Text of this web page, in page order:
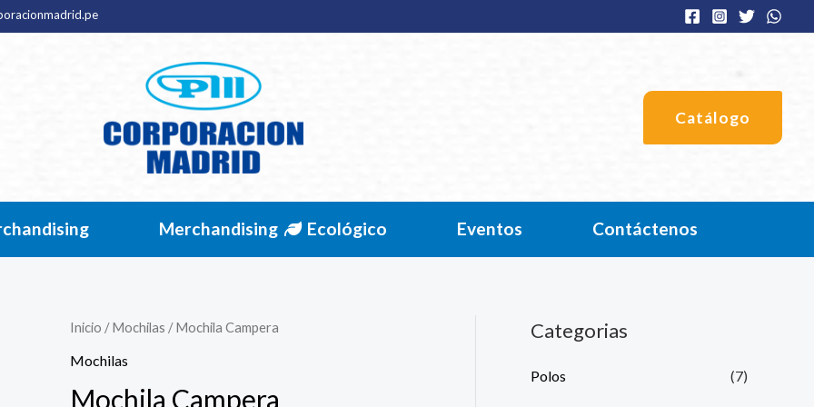
Catálogo
Merchandising Ecológico Eventos Contáctenos
Inicio /Mochilas / Mochila Campera
Mochilas
Mochila Campera
Categorias
Polos (7)